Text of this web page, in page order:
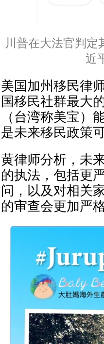
川普在大法官判定
近
美国加州移民律
国移民社群最大
（台湾称美宝）
是未来移民政策
黄律师分析，未
的执法，包括更
问，以及对相关
的审查会更加严格